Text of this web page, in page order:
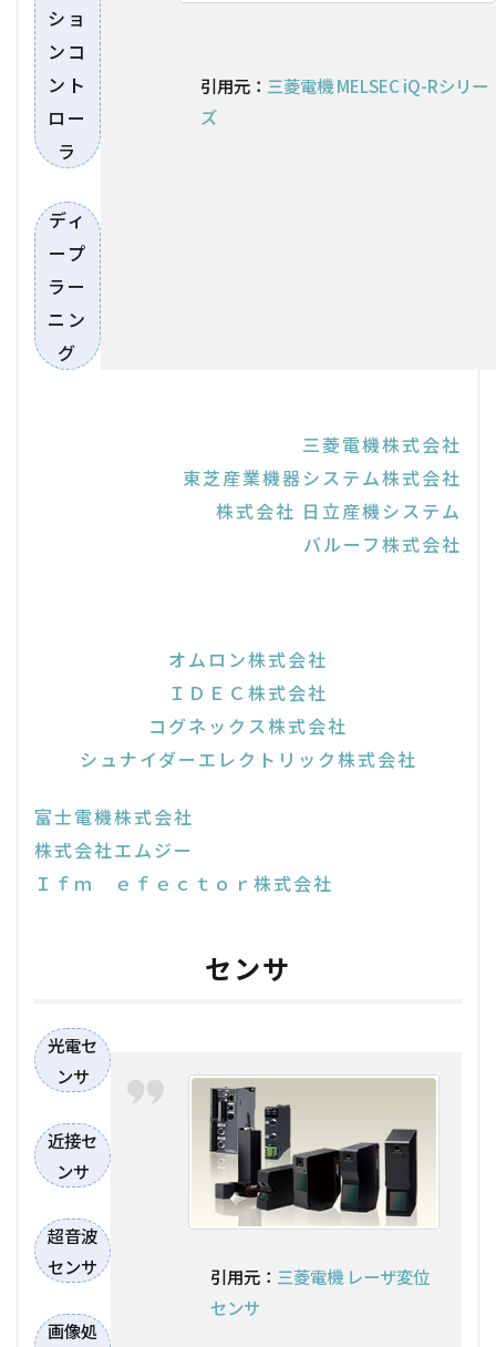
ショ
ンコ
ント
ロー
ラ
ディ
ープ
ラー
ニン
グ
引用元： 三菱電機 MELSEC iQ-Rシリー
ズ
三菱電機株式会社
東芝産業機器システム株式会社
株式会社 日立産機システム
バルーフ株式会社
オムロン株式会社
ＩＤＥＣ株式会社
コグネックス株式会社
シュナイダーエレクトリック株式会社
富士電機株式会社
株式会社エムジー
Ｉｆｍ ｅｆｅｃｔｏｒ株式会社
センサ
光電セ
ンサ
近接セ
ンサ
超音波
センサ
画像処
引用元： 三菱電機 レーザ変位
センサ